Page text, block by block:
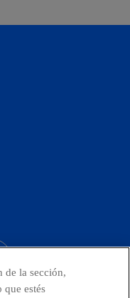
de la sección,
estés